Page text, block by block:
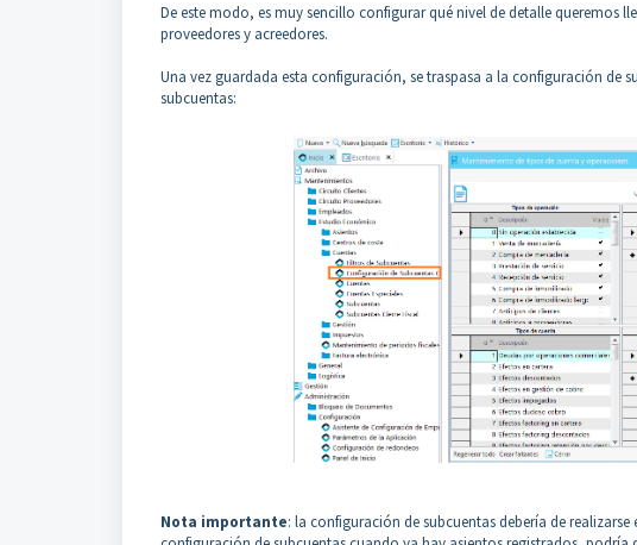
De este modo, es muy sencillo configurar qué nivel de detalle queremos
proveedores y acreedores.
Una vez guardada esta configuración, se traspasa a la configuración de
subcuentas:
Nota importante: la configuración de subcuentas debería de